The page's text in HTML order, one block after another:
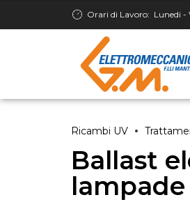
Orari di Lavoro: Lunedi -
Ricambi UV
Ballast
lampade